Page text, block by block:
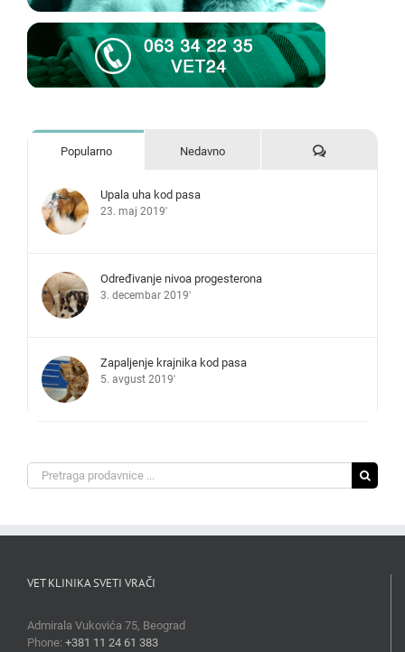
Popularno Nedavno Komentari
Upala uha kod pasa
23. maj 2019'
Određivanje nivoa progesterona
3. decembar 2019'
Zapaljenje krajnika kod pasa
5. avgust 2019'
Search
for:
VET KLINIKA SVETI VRAČI
Admirala Vukovića 75, Beograd
Phone: +381 11 24 61 383